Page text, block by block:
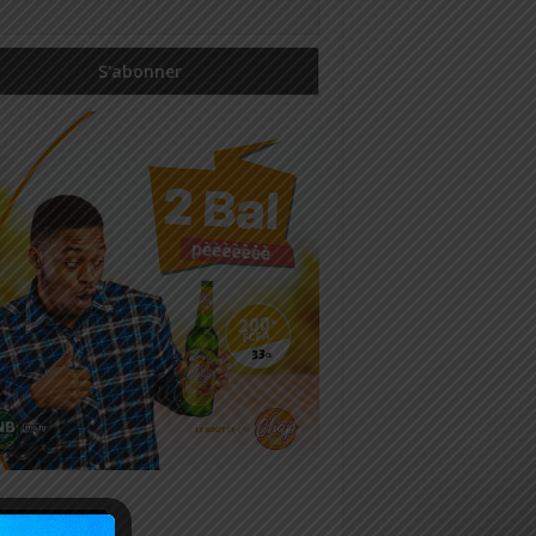
récents